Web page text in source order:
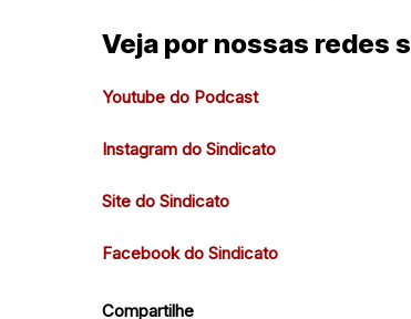
Veja por nossas redes
Youtube do Podcast
Instagram do Sindicato
Site do Sindicato
Facebook do Sindicato
Compartilhe